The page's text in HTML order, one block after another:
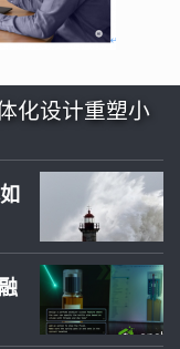
化设计重塑小